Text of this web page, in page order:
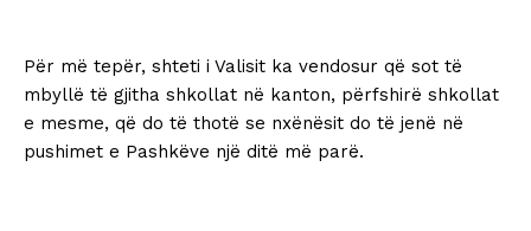
Për më tepër, shteti i Valisit ka vendosur që sot të
mbyllë të gjitha shkollat ​​në kanton, përfshirë shkollat ​​
e mesme, që do të thotë se nxënësit do të jenë në
pushimet e Pashkëve një ditë më parë.